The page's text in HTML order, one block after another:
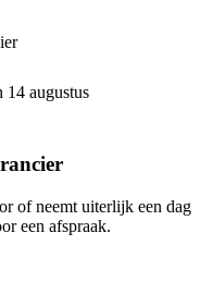
14 augustus
of neemt uiterlijk een dag
een afspraak.